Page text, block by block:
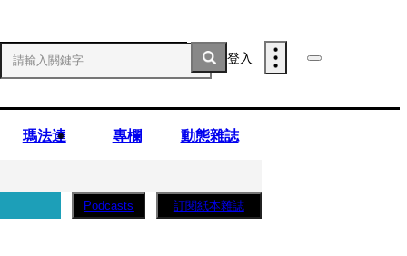
登入
瑪法達 專欄 動態雜誌
Podcasts 訂閱紙本雜誌